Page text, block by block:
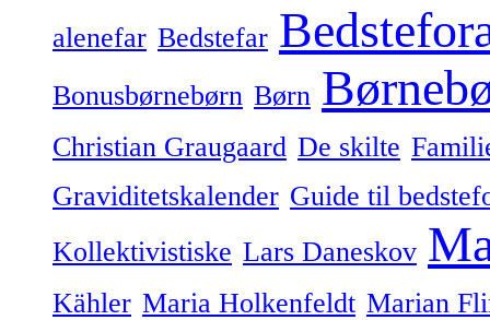
alenefar Bedstefar
Bonusbørnebørn Børn
Christian Graugaard De skilte
Graviditetskalender Guide til
Kollektivistiske Lars Daneskov
Kähler Maria Holkenfeldt Marian